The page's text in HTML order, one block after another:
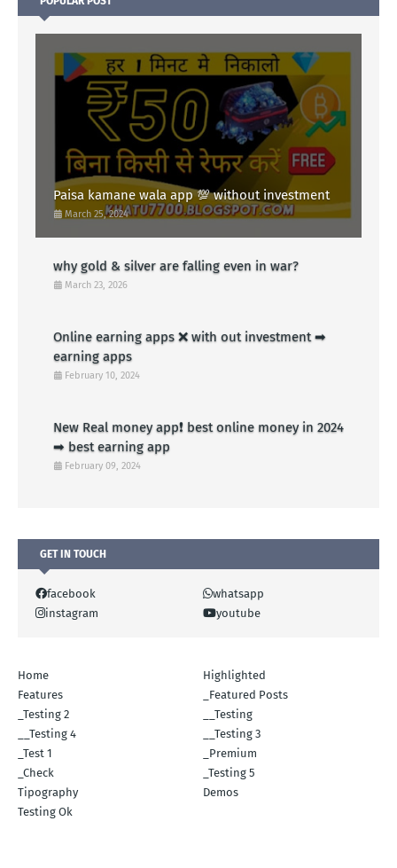
Paisa kamane wala app 💯 without investment
March 25, 2024
why gold & silver are falling even in war?
March 23, 2026
Online earning apps ❌ with out investment ➡
earning apps
February 10, 2024
New Real money app❗ best online money in 2024
➡ best earning app
February 09, 2024
GET IN TOUCH
facebook
whatsapp
instagram
youtube
Home
Highlighted
Features
_Featured Posts
_Testing 2
__Testing
__Testing 4
__Testing 3
_Test 1
_Premium
_Check
_Testing 5
Tipography
Demos
Testing Ok